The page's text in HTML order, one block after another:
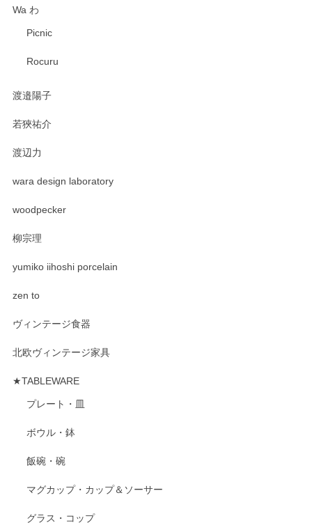
Wa わ
Picnic
Rocuru
渡邉陽子
若狹祐介
渡辺力
wara design laboratory
woodpecker
柳宗理
yumiko iihoshi porcelain
zen to
ヴィンテージ食器
北欧ヴィンテージ家具
★TABLEWARE
プレート・皿
ボウル・鉢
飯碗・碗
マグカップ・カップ＆ソーサー
グラス・コップ